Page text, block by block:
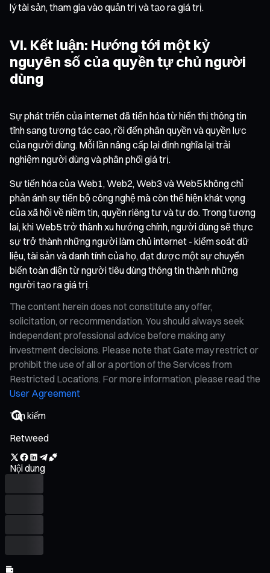
lý tài sản, tham gia vào quản trị và tạo ra giá trị.
VI. Kết luận: Hướng tới một kỷ
nguyên số của quyền tự chủ người
dùng
Sự phát triển của internet đã tiến hóa từ hiển thị thông tin
tĩnh sang tương tác cao, rồi đến phân quyền và quyền lực
của người dùng. Mỗi lần nâng cấp lại định nghĩa lại trải
nghiệm người dùng và phân phối giá trị.
Sự tiến hóa của Web1, Web2, Web3 và Web5 không chỉ
phản ánh sự tiến bộ công nghệ mà còn thể hiện khát vọng
của xã hội về niềm tin, quyền riêng tư và tự do. Trong tương
lai, khi Web5 trở thành xu hướng chính, người dùng sẽ thực
sự trở thành những người làm chủ internet - kiểm soát dữ
liệu, tài sản và danh tính của họ, đạt được một sự chuyển
biến toàn diện từ người tiêu dùng thông tin thành những
người tạo ra giá trị.
The content herein does not constitute any offer,
solicitation, or recommendation. You should always seek
independent professional advice before making any
investment decisions. Please note that Gate may restrict or
prohibit the use of all or a portion of the Services from
Restricted Locations. For more information, please read the
User Agreement
Retweed
Nội dung